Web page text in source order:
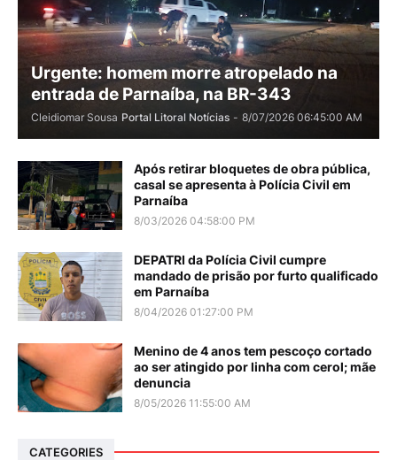
Urgente: homem morre atropelado na
entrada de Parnaíba, na BR-343
Cleidiomar Sousa Portal Litoral Notícias - 8/07/2026 06:45:00 AM
Após retirar bloquetes de obra pública,
casal se apresenta à Polícia Civil em
Parnaíba
8/03/2026 04:58:00 PM
DEPATRI da Polícia Civil cumpre
mandado de prisão por furto qualificado
em Parnaíba
8/04/2026 01:27:00 PM
Menino de 4 anos tem pescoço cortado
ao ser atingido por linha com cerol; mãe
denuncia
8/05/2026 11:55:00 AM
CATEGORIES